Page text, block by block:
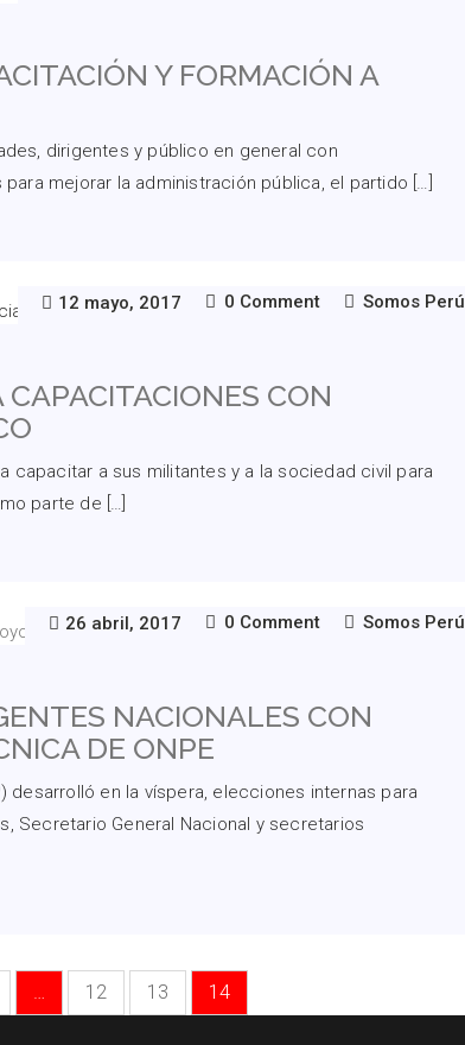
Y FORMACIÓN A
dirigentes y público en general con
mejorar la administración pública, el partido […]
12 mayo, 2017 0 Comment Somos Perú
CON
capacitar a sus militantes y a la sociedad civil para
parte de […]
26 abril, 2017 0 Comment Somos Perú
NACIONALES CON
DE ONPE
desarrolló en la víspera, elecciones internas para
Secretario General Nacional y secretarios
… 12 13 14